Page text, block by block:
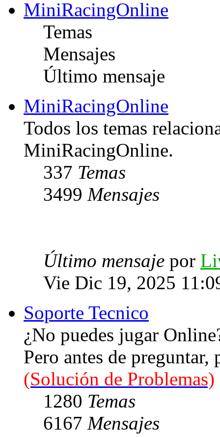
MiniRacingOnline
Temas
Mensajes
Último mensaje
MiniRacingOnline
Todos los temas
MiniRacingOnline.
337 Temas
3499 Mensajes
Último mensaje por
Vie Dic 19, 2025
Soporte Tecnico
¿No puedes jugar
Pero antes de
(Solución de Problemas)
1280 Temas
6167 Mensajes